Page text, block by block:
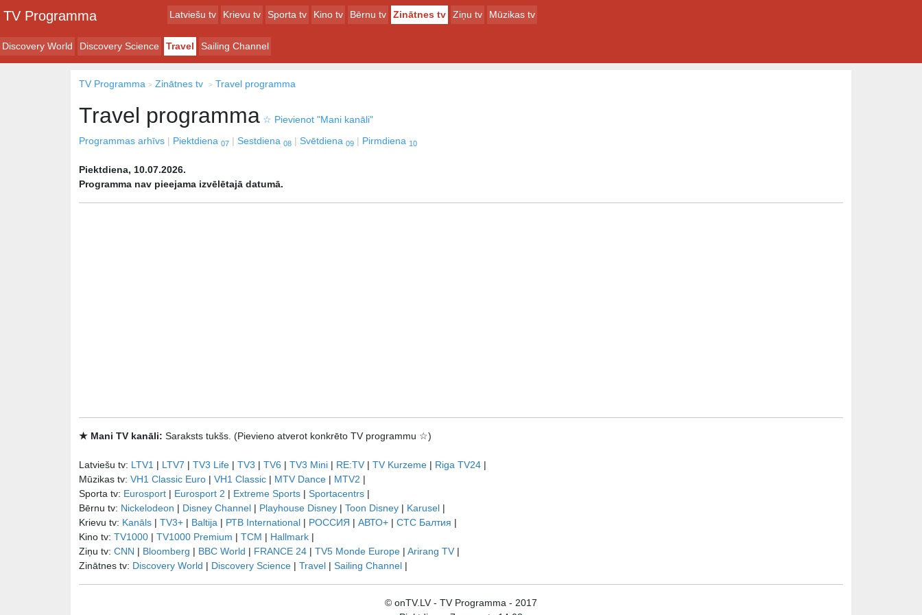
TV Programma Latviešu tv Krievu tv Sporta tv Kino tv Bērnu tv Zinātnes tv Ziņu tv Mūzikas tv
Discovery World Discovery Science Travel Sailing Channel
TV Programma Zinātnes tv Travel programma
Travel programma ☆ Pievienot "Mani kanāli"
Programmas arhīvs
Piektdiena 07 Sestdiena 08 Svētdiena 09 Pirmdiena 10
Piektdiena, 10.07.2026.
Programma nav pieejama izvēlētajā datumā.
★ Mani TV kanāli: Saraksts tukšs. (Pievieno atverot konkrēto TV programmu ☆)
Latviešu tv: LTV1 | LTV7 | TV3 Life | TV3 | TV6 | TV3 Mini | RE:TV | TV Kurzeme | Riga TV24 |
Mūzikas tv: VH1 Classic Euro | VH1 Classic | MTV Dance | MTV2 |
Sporta tv: Eurosport | Eurosport 2 | Extreme Sports | Sportacentrs |
Bērnu tv: Nickelodeon | Disney Channel | Playhouse Disney | Toon Disney | Karusel |
Krievu tv: Kanāls | TV3+ | Baltija | РТB International | РОССИЯ | АВТО+ | СТС Балтия |
Kino tv: TV1000 | TV1000 Premium | TCM | Hallmark |
Ziņu tv: CNN | Bloomberg | BBC World | FRANCE 24 | TV5 Monde Europe | Arirang TV |
Zinātnes tv: Discovery World | Discovery Science | Travel | Sailing Channel |
© onTV.LV - TV Programma - 2017